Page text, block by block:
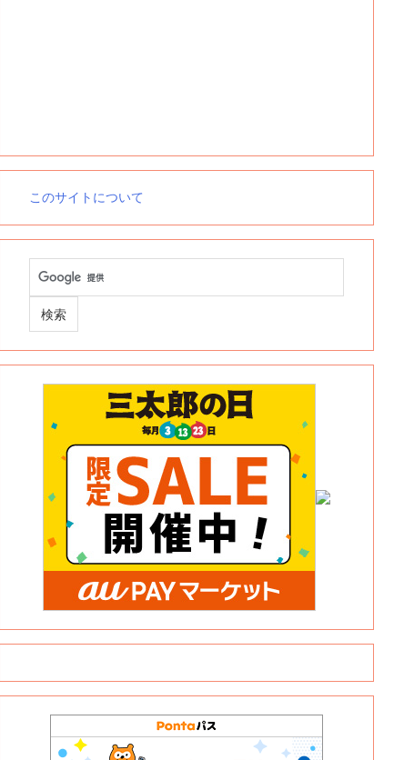
このサイトについて